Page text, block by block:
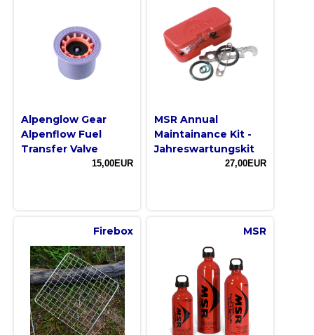
Alpenglow Gear
Alpenflow Fuel
Transfer Valve
15,00EUR
MSR Annual
Maintainance Kit -
Jahreswartungskit
27,00EUR
Firebox MSR